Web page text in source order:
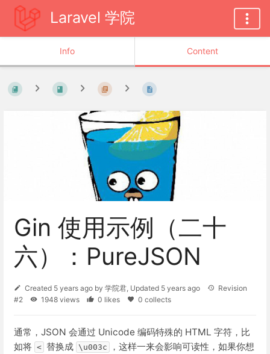
Laravel 学院
Info Content
Gin 使用示例（二十
六）：PureJSON
Created 5 years ago by 学院君, Updated 5 years ago
Revision
#2
1948 views 0 likes 0 collects
通常，JSON 会通过 Unicode 编码特殊的 HTML 字符，比
如将 < 替换成 \u003c
，这样一来会影响可读性，如果你想